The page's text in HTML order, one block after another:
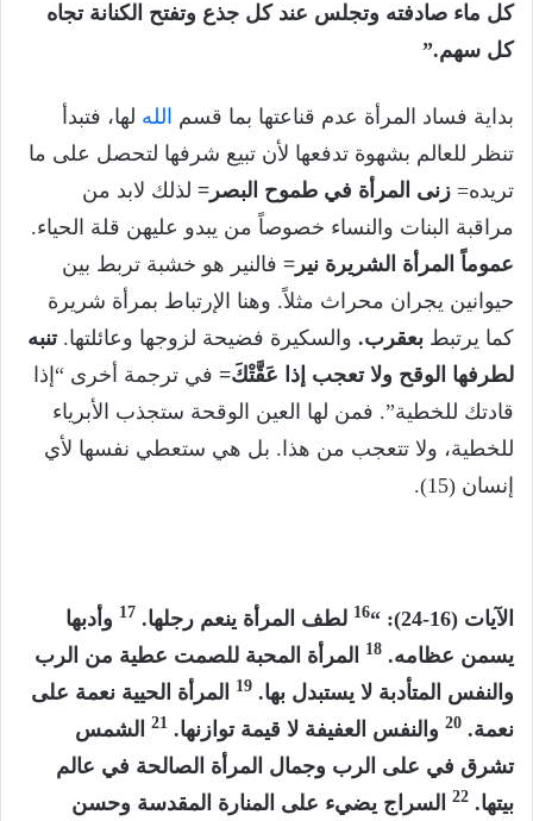
كل ماء صادفته وتجلس عند كل جذع وتفتح الكنانة تجاه
كل سهم.”
بداية فساد المرأة عدم قناعتها بما قسم الله لها، فتبدأ
تنظر للعالم بشهوة تدفعها لأن تبيع شرفها لتحصل على ما
تريده= زنى المرأة في طموح البصر= لذلك لابد من
مراقبة البنات والنساء خصوصاً من يبدو عليهن قلة الحياء.
عموماً المرأة الشريرة نير= فالنير هو خشبة تربط بين
حيوانين يجران محراث مثلاً. وهنا الإرتباط بمرأة شريرة
كما يرتبط بعقرب. والسكيرة فضيحة لزوجها وعائلتها.تنبه
لطرفها الوقح ولا تعجب إذا عَقَّتْكَ= في ترجمة أخرى “إذا
قادتك للخطية”. فمن لها العين الوقحة ستجذب الأبرياء
للخطية، ولا تتعجب من هذا. بل هي ستعطي نفسها لأي
إنسان (15).
الآيات (16-24): “ 16 لطف المرأة ينعم رجلها. 17 وأدبها
يسمن عظامه. 18
المرأة المحبة للصمت عطية من الرب
والنفس المتأدبة لا يستبدل بها. 19
المرأة الحيية نعمة على
نعمة. 20 والنفس العفيفة لا قيمة توازنها. 21
الشمس
تشرق في على الرب وجمال المرأة الصالحة في عالم
بيتها. 22 السراج يضيء على المنارة المقدسة وحسن